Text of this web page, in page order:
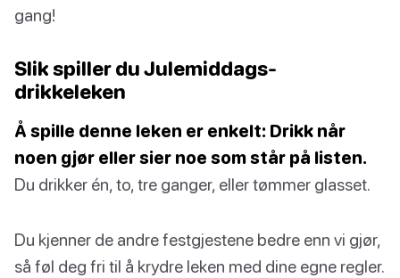
gang!
Slik spiller du Julemiddags-
drikkeleken
Å spille denne leken er enkelt: Drikk når
noen gjør eller sier noe som står på listen.
Du drikker én, to, tre ganger, eller tømmer glasset.
Du kjenner de andre festgjestene bedre enn vi gjør,
så føl deg fri til å krydre leken med dine egne regler.